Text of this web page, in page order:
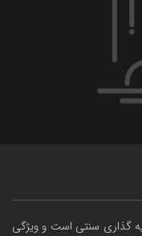
گذاری سنتی است و ویژگی